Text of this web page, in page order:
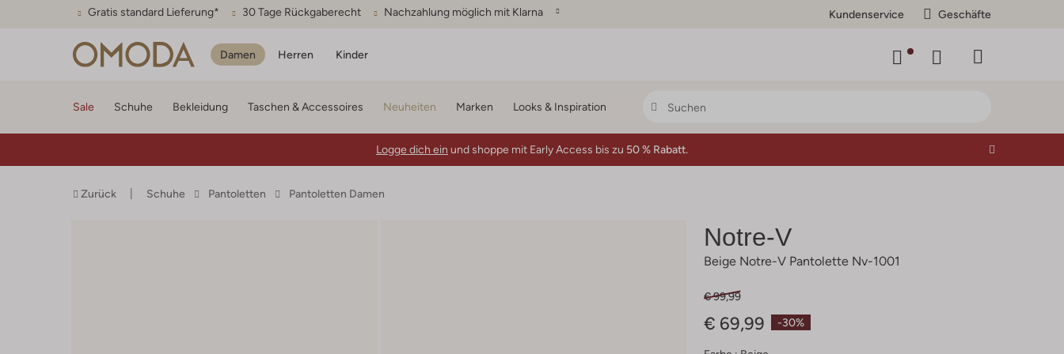
Gratis standard Lieferung* 30 Tage Rückgaberecht Nachzahlung möglich mit Klarna Kundenservice Geschäfte
Damen Herren Kinder
Sale Schuhe Bekleidung Taschen & Accessoires Neuheiten Marken Looks & Inspiration
Logge dich ein und shoppe mit Early Access bis zu 50 % Rabatt.
Zurück Schuhe Pantoletten Pantoletten Damen
Notre-V
Beige Notre-V Pantolette Nv-1001
-30%
€ 99,99
€ 69,99